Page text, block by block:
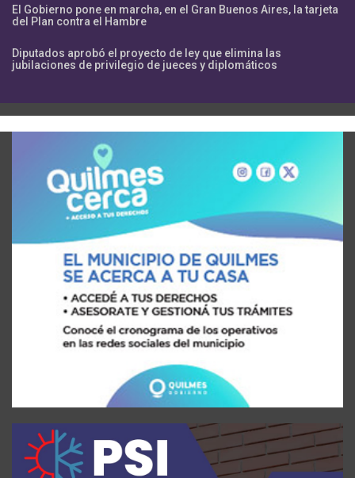
El Gobierno pone en marcha, en el Gran Buenos Aires, la tarjeta
del Plan contra el Hambre
Diputados aprobó el proyecto de ley que elimina las
jubilaciones de privilegio de jueces y diplomáticos